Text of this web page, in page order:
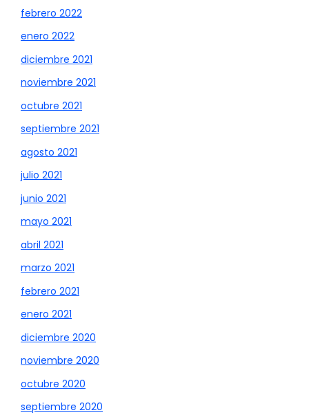
febrero 2022
enero 2022
diciembre 2021
noviembre 2021
octubre 2021
septiembre 2021
agosto 2021
julio 2021
junio 2021
mayo 2021
abril 2021
marzo 2021
febrero 2021
enero 2021
diciembre 2020
noviembre 2020
octubre 2020
septiembre 2020